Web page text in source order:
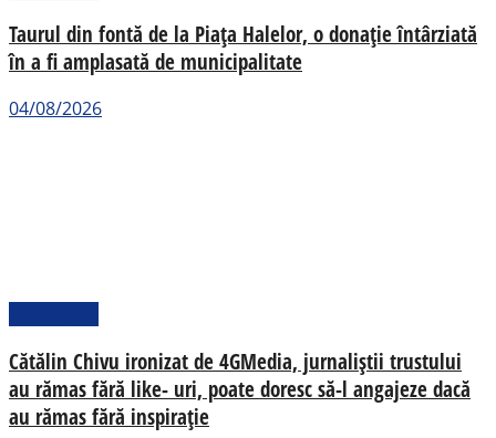
Taurul din fontă de la Piața Halelor, o donație întârziată
în a fi amplasată de municipalitate
04/08/2026
Cătălin Chivu ironizat de 4GMedia, jurnaliștii trustului
au rămas fără like- uri, poate doresc să-l angajeze dacă
au rămas fără inspirație